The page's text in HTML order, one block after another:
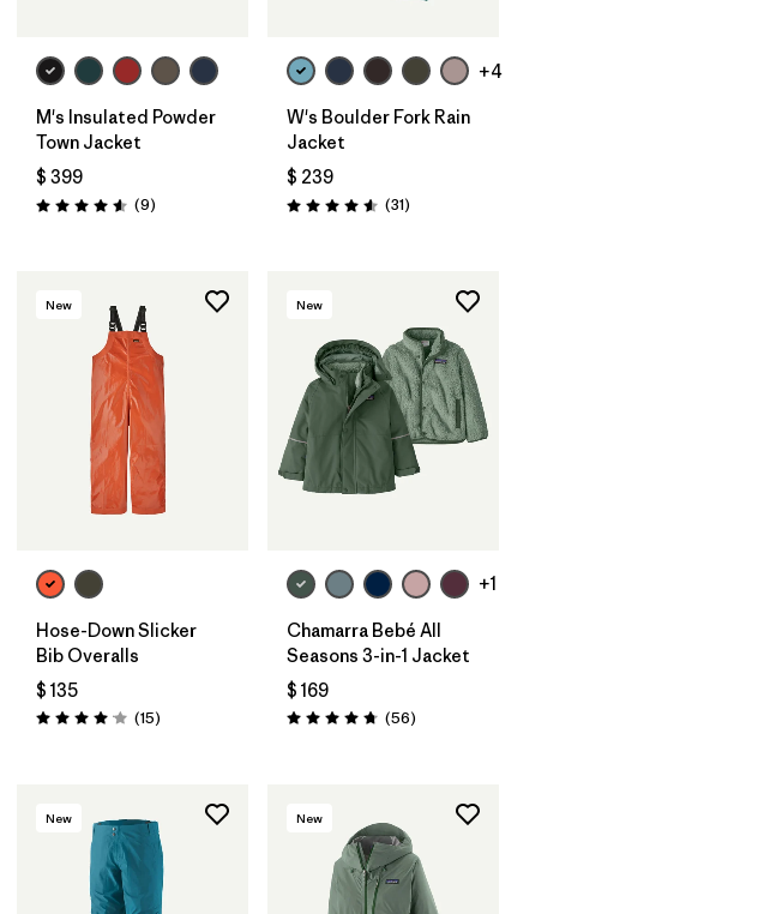
M's Insulated Powder
Town Jacket
$ 399
Valoración: 4.6 / 5
(9Comentarios
)
+4
W's Boulder Fork Rain
Jacket
$ 239
Valoración: 4.5 / 5
(31Comentarios
)
New
Hose-Down Slicker
Bib Overalls
$ 135
Valoración: 4.1 / 5
(15Comentarios
)
New
+1
Chamarra Bebé All
Seasons 3-in-1 Jacket
$ 169
Valoración: 4.8 / 5
(56Comentarios
)
New New